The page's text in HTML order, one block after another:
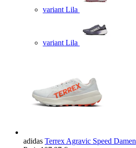
variant Lila
variant Lila
adidas Terrex Agravic Speed Damen